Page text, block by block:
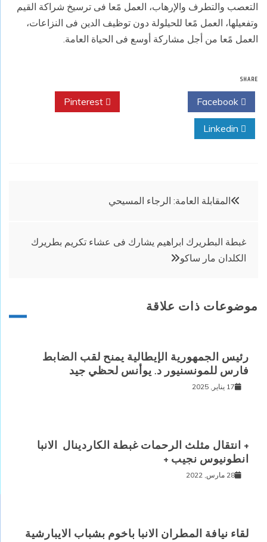
التعصب والتطرف والإرهاب، العمل مًعا فى ترسيخ شراكة القيم
وتفعيلها، العمل مًعا للحيلولة دون توظيف الدين فى النزاعات،
العمل مًعا من أجل مشاركة أوسع فى الحياة العامة.
SHARE
تصفّح
المقابلة العامة: الرجاء المسيحي
غبطة البطريرك ابراهيم يشارك فى عشاء تكريم بطريرك
الكلدان مار ساكو
موضوعات ذات علاقة
رئيس الجمهورية الإيطالية يمنح لقب الضابط
فارس للمونسنيور د. يوأنس لحظي جيد
17 يناير, 2025
+ انتقال مثلث الرحمات غبطة الكاردينال الانبا
انطونيوس نجيب +
28 مارس, 2022
لقاء نيافة المطران الانبا باخوم بشباب الايبارشية